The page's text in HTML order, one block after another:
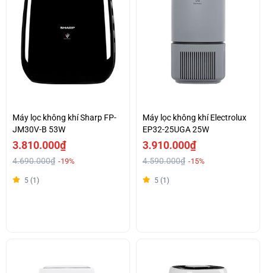
Máy lọc không khí Sharp FP-
JM30V-B 53W
3.810.000₫
4.690.000₫ -19%
5 (1)
Máy lọc không khí Electrolux
EP32-25UGA 25W
3.910.000₫
4.590.000₫ -15%
5 (1)